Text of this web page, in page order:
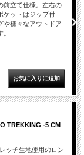
前立て仕様。左右の
ケットはジップ付
や様々なアウトドア
TREKKING -5 CM
ッチ生地使用のロン